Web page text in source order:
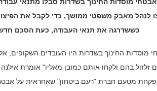
מוסדות החינוך בשדרות סבלו מתנאי
מאבק משפטי ממושך, כדי לקבל את
כששדרגה את תנאי העבודה, כעת הסכם
מוסדות החינוך בשדרות היו העובדים
בהם ולקחו אותם כמובן מאליו" אומרת
מטעם חברת "רעם ביטחון" שאחראית על